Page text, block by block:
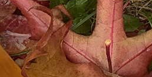
Snack/Apéritif
Repas Box